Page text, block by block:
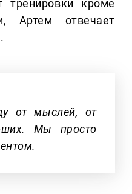
кроме
Артем отвечает
от мыслей, от
Мы просто